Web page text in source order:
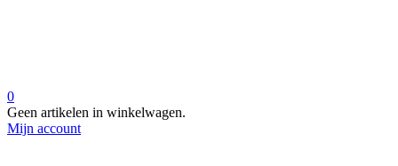
0
Geen artikelen in winkelwagen.
Mijn account